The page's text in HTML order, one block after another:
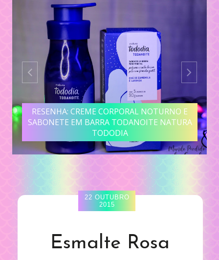
RESENHA: CREME CORPORAL NOTURNO E
SABONETE EM BARRA TODANOITE NATURA
TODODIA
22 OUTUBRO
2015
Esmalte Rosa